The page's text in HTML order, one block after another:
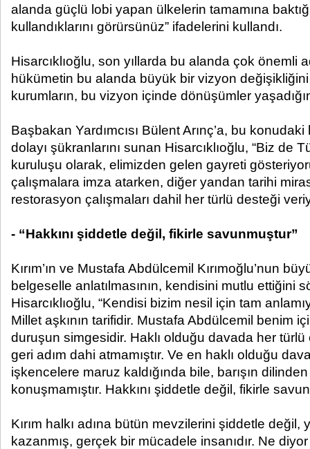
alanda güçlü lobi yapan ülkelerin tamamına
kullandıklarını görürsünüz” ifadelerini kullandı.
Hisarcıklıoğlu, son yıllarda bu alanda çok önemli
hükümetin bu alanda büyük bir vizyon
kurumların, bu vizyon içinde dönüşümler
Başbakan Yardımcısı Bülent Arınç’a, bu
dolayı şükranlarını sunan Hisarcıklıoğlu, “Biz de
kuruluşu olarak, elimizden gelen gayreti
çalışmalara imza atarken, diğer yandan tarihi
restorasyon çalışmaları dahil her türlü desteği
- “Hakkını şiddetle değil, fikirle savunmuştur”
Kırım’ın ve Mustafa Abdülcemil Kırımoğlu’nun
belgeselle anlatılmasının, kendisini mutlu ettiğini
Hisarcıklıoğlu, “Kendisi bizim nesil için tam
Millet aşkının tarifidir. Mustafa Abdülcemil benim
duruşun simgesidir. Haklı olduğu davada her türlü
geri adım dahi atmamıştır. Ve en haklı olduğu
işkencelere maruz kaldığında bile, barışın
konuşmamıştır. Hakkını şiddetle değil, fikirle
Kırım halkı adına bütün mevzilerini şiddetle değil,
kazanmış, gerçek bir mücadele insanıdır. Ne